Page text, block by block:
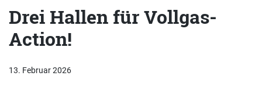
Drei Hallen für Vollgas-
Action!
13. Februar 2026